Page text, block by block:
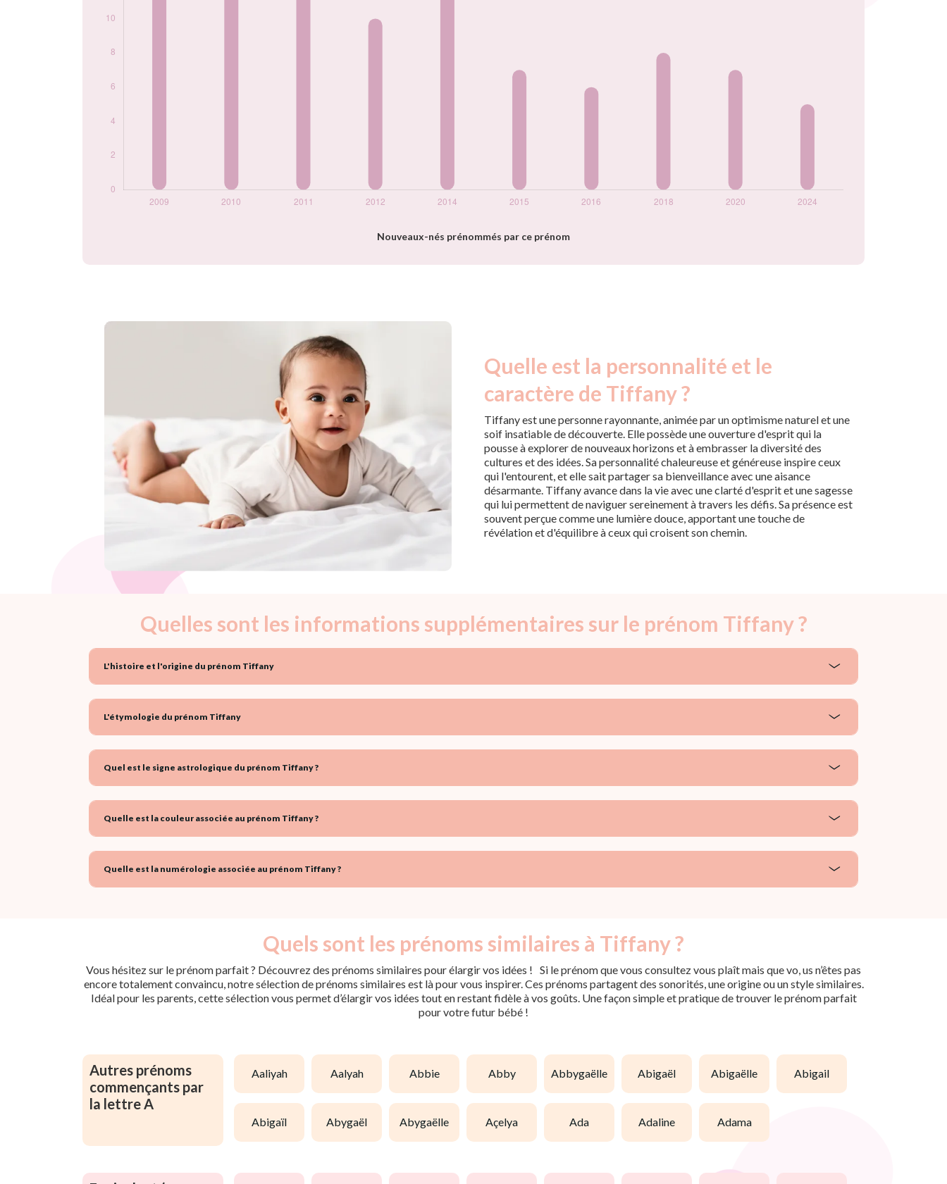
Nouveaux-nés prénommés par ce prénom
Quelle est la personnalité et le
caractère de Tiffany ?
Tiffany est une personne rayonnante, animée par un optimisme naturel et une
soif insatiable de découverte. Elle possède une ouverture d'esprit qui la
pousse à explorer de nouveaux horizons et à embrasser la diversité des
cultures et des idées. Sa personnalité chaleureuse et généreuse inspire ceux
qui l'entourent, et elle sait partager sa bienveillance avec une aisance
désarmante. Tiffany avance dans la vie avec une clarté d'esprit et une sagesse
qui lui permettent de naviguer sereinement à travers les défis. Sa présence est
souvent perçue comme une lumière douce, apportant une touche de
révélation et d'équilibre à ceux qui croisent son chemin.
Quelles sont les informations supplémentaires sur le prénom Tiffany ?
L'histoire et l'origine du prénom Tiffany
L'étymologie du prénom Tiffany
Quel est le signe astrologique du prénom Tiffany ?
Quelle est la couleur associée au prénom Tiffany ?
Quelle est la numérologie associée au prénom Tiffany ?
Quels sont les prénoms similaires à Tiffany ?
Vous hésitez sur le prénom parfait ? Découvrez des prénoms similaires pour élargir vos idées ! Si le prénom que vous consultez vous plaît mais que vo, us n’êtes pas
encore totalement convaincu, notre sélection de prénoms similaires est là pour vous inspirer. Ces prénoms partagent des sonorités, une origine ou un style similaires.
Idéal pour les parents, cette sélection vous permet d’élargir vos idées tout en restant fidèle à vos goûts. Une façon simple et pratique de trouver le prénom parfait
pour votre futur bébé !
Autres prénoms
commençants par
la lettre A
aaliyah aalyah abbie abby abbygaëlle abigaël abigaëlle abigail
abigaïl abygaël abygaëlle açelya ada adaline adama